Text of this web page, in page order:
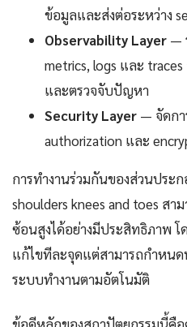
ข้อมูลและส่งต่อระหว่าง
Observability Layer —
metrics, logs และ
และตรวจจับปัญหา
Security Layer — จัดกา
authorization และ
การทำงานร่วมกันของส่วนประ
shoulders knees and toes ส
ซ้อนสูงได้อย่างมีประสิทธิภาพ
แก้ไขทีละจุดแต่สามารถกำหน
ระบบทำงานตามอัตโนมัติ